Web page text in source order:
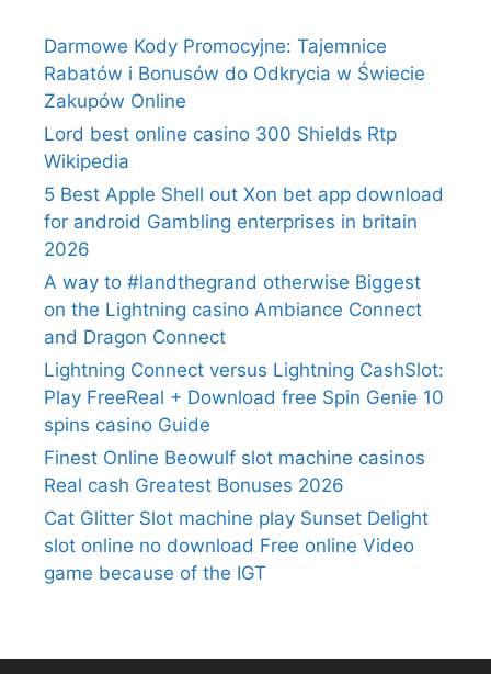
Darmowe Kody Promocyjne: Tajemnice
Rabatów i Bonusów do Odkrycia w Świecie
Zakupów Online
Lord best online casino 300 Shields Rtp
Wikipedia
5 Best Apple Shell out Xon bet app download
for android Gambling enterprises in britain
2026
A way to #landthegrand otherwise Biggest
on the Lightning casino Ambiance Connect
and Dragon Connect
Lightning Connect versus Lightning CashSlot:
Play FreeReal + Download free Spin Genie 10
spins casino Guide
Finest Online Beowulf slot machine casinos
Real cash Greatest Bonuses 2026
Cat Glitter Slot machine play Sunset Delight
slot online no download Free online Video
game because of the IGT